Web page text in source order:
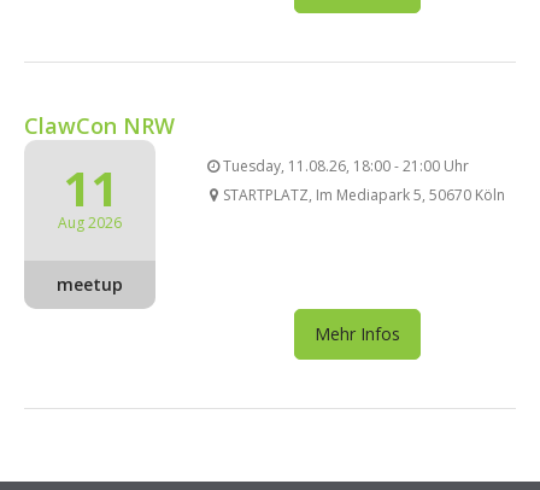
ClawCon NRW
11
Aug 2026
meetup
Tuesday, 11.08.26, 18:00 - 21:00 Uhr
STARTPLATZ, Im Mediapark 5, 50670 Köln
Mehr Infos